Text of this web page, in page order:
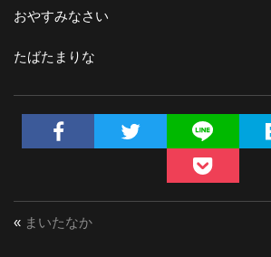
おやすみなさい
たばたまりな
« まいたなか